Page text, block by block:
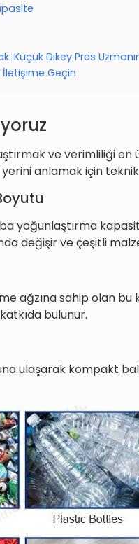
Küçük Dikey Pres
İletişime Geçin
ve verimliliği en
yerini anlamak için
yoğunlaştırma
değişir ve çeşitli
ağzına sahip olan
bulunur.
ulaşarak kompakt